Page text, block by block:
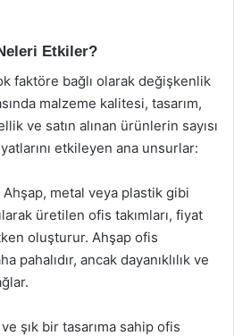
Etkiler?
faktöre bağlı olarak değişkenlik
malzeme kalitesi, tasarım,
ve satın alınan ürünlerin sayısı
etkileyen ana unsurlar:
metal veya plastik gibi
üretilen ofis takımları, fiyat
oluşturur. Ahşap ofis
pahalıdır, ancak dayanıklılık ve
şık bir tasarıma sahip ofis